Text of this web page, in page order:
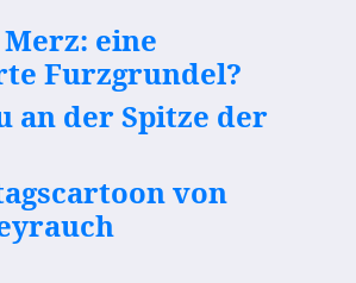
eine
Furzgrundel?
an der Spitze der
von